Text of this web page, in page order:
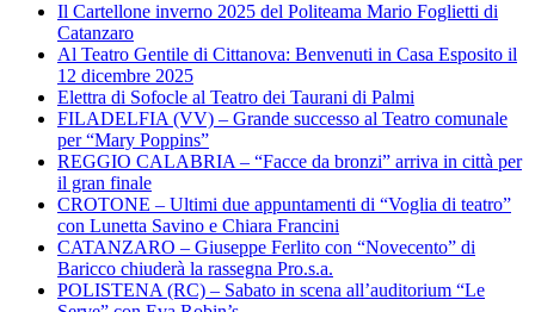
Il Cartellone inverno 2025 del Politeama Mario Foglietti di
Catanzaro
Al Teatro Gentile di Cittanova: Benvenuti in Casa Esposito il
12 dicembre 2025
Elettra di Sofocle al Teatro dei Taurani di Palmi
FILADELFIA (VV) – Grande successo al Teatro comunale
per “Mary Poppins”
REGGIO CALABRIA – “Facce da bronzi” arriva in città per
il gran finale
CROTONE – Ultimi due appuntamenti di “Voglia di teatro”
con Lunetta Savino e Chiara Francini
CATANZARO – Giuseppe Ferlito con “Novecento” di
Baricco chiuderà la rassegna Pro.s.a.
POLISTENA (RC) – Sabato in scena all’auditorium “Le